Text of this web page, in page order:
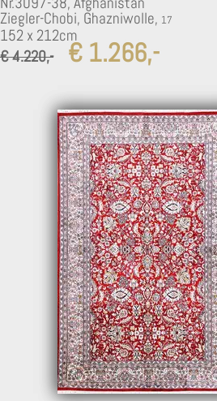
Ziegler-Chobi, Ghazniwolle,
152 x 212cm
€ 4.220,-
€ 1.266,-